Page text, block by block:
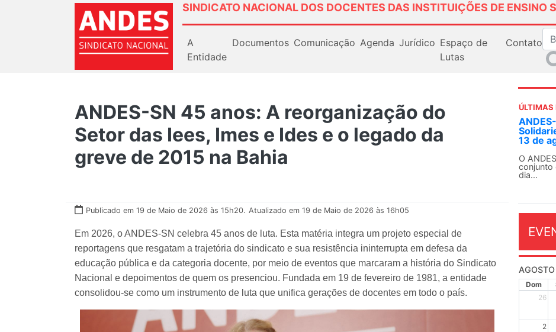
SINDICATO NACIONAL DOS DOCENTES DAS INSTITUIÇÕES DE ENSINO
A
Entidade
Documentos Comunicação Agenda Jurídico Espaço de
Lutas
Contato
ANDES-SN 45 anos: A reorganização do
Setor das Iees, Imes e Ides e o legado da
greve de 2015 na Bahia
Publicado em 19 de Maio de 2026 às 15h20. Atualizado em 19 de Maio de 2026 às 16h05
Em 2026, o ANDES-SN celebra 45 anos de luta. Esta matéria integra um projeto especial de
reportagens que resgatam a trajetória do sindicato e sua resistência ininterrupta em defesa da
educação pública e da categoria docente, por meio de eventos que marcaram a história do Sindicato
Nacional e depoimentos de quem os presenciou. Fundada em 19 de fevereiro de 1981, a entidade
consolidou-se como um instrumento de luta que unifica gerações de docentes em todo o país.
ÚLTIMAS
13 de
O
conjunto
dia...
Dom
26
2